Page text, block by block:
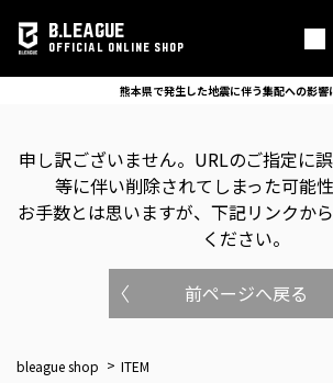
B.LEAGUE
OFFICIAL ONLINE SHOP
熊本県で発生した地震に伴う集配への影響
申し訳ございません。 URLのご指定に
等に伴い削除されてしまった可能性
お手数とは思いますが、下記リンクか
ください。
前ページへ戻る
bleague shop ITEM